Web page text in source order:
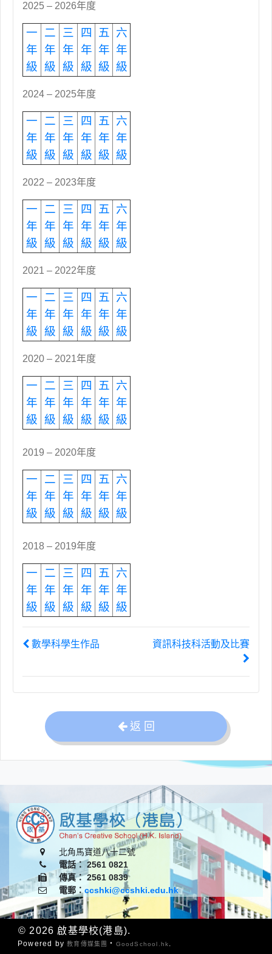
2025 – 2026年度
一
年
級
二
年
級
三
年
級
四
年
級
五
年
級
六
年
級
2024 – 2025年度
一
年
級
二
年
級
三
年
級
四
年
級
五
年
級
六
年
級
2022 – 2023年度
一
年
級
二
年
級
三
年
級
四
年
級
五
年
級
六
年
級
2021 – 2022年度
一
年
級
二
年
級
三
年
級
四
年
級
五
年
級
六
年
級
2020 – 2021年度
一
年
級
二
年
級
三
年
級
四
年
級
五
年
級
六
年
級
2019 – 2020年度
一
年
級
二
年
級
三
年
級
四
年
級
五
年
級
六
年
級
2018 – 2019年度
一
年
級
二
年
級
三
年
級
四
年
級
五
年
級
六
年
級
數學科學生作品 資訊科技科活動及比賽
返 回
北角馬寶道八十二號
電話： 2561 0821
傳真： 2561 0839
電郵：ccshki@ccshki.edu.hk
© 2026 啟基學校(港島).
Powered by教育傳媒集團 ‧ GoodSchool.hk.